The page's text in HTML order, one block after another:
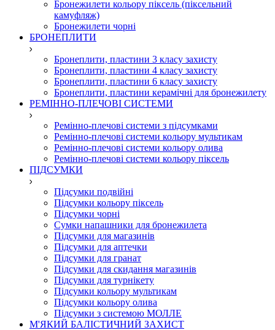
Бронежилети кольору піксель (піксельний
камуфляж)
Бронежилети чорні
БРОНЕПЛИТИ
Бронеплити, пластини 3 класу захисту
Бронеплити, пластини 4 класу захисту
Бронеплити, пластини 6 класу захисту
Бронеплити, пластини керамічні для бронежилету
РЕМІННО-ПЛЕЧОВІ СИСТЕМИ
Ремінно-плечові системи з підсумками
Ремінно-плечові системи кольору мультикам
Ремінно-плечові системи кольору олива
Ремінно-плечові системи кольору піксель
ПІДСУМКИ
Підсумки подвійні
Підсумки кольору піксель
Підсумки чорні
Сумки напашники для бронежилета
Підсумки для магазинів
Підсумки для аптечки
Підсумки для гранат
Підсумки для скидання магазинів
Підсумки для турнікету
Підсумки кольору мультикам
Підсумки кольору олива
Підсумки з системою МОЛЛЕ
М'ЯКИЙ БАЛІСТИЧНИЙ ЗАХИСТ